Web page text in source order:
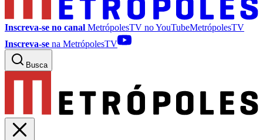
Inscreva-se no canal MetrópolesTV noYouTubeMetrópolesTV
Inscreva-se na MetrópolesTV
Busca